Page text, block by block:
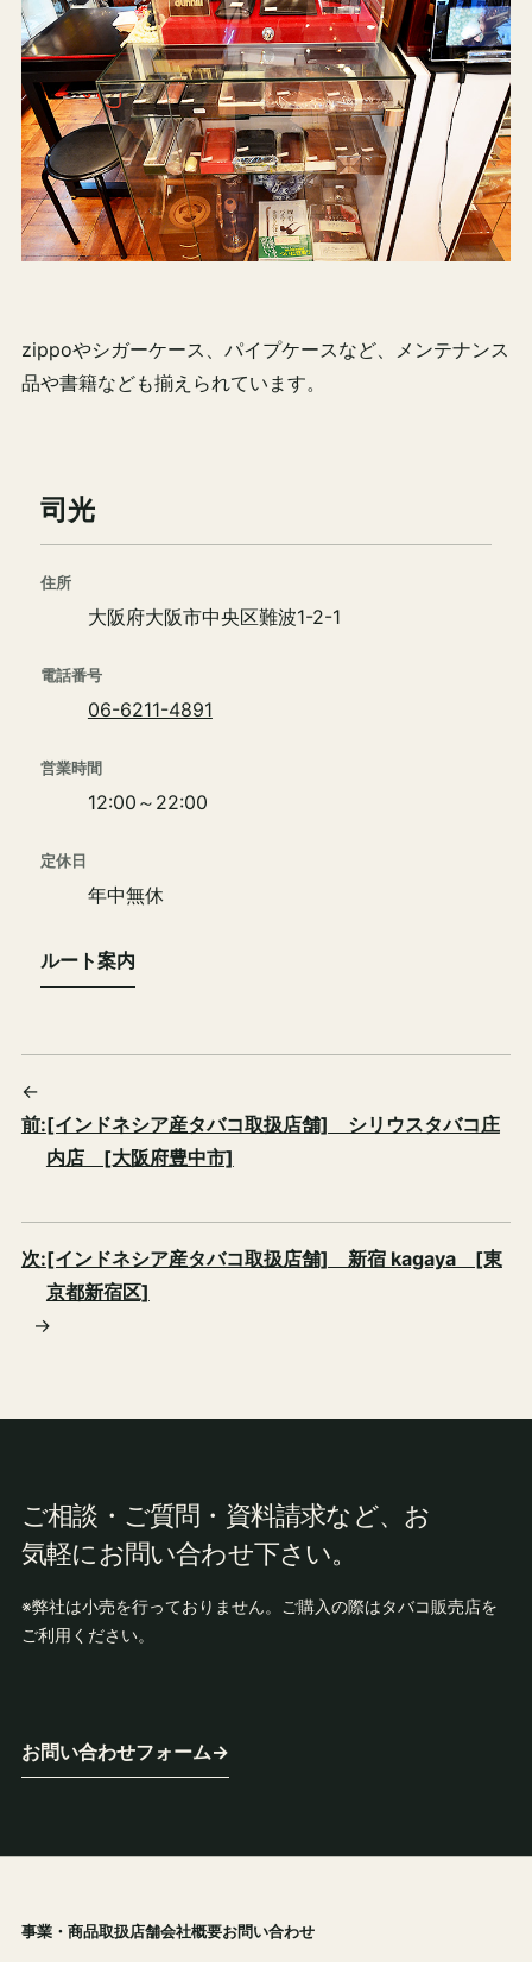
zippoやシガーケース、パイプケースなど、メンテナンス
品や書籍なども揃えられています。
司光
住所
大阪府大阪市中央区難波1-2-1
電話番号
06-6211-4891
営業時間
12:00～22:00
定休日
年中無休
ルート案内
←
前:[インドネシア産タバコ取扱店舗] シリウスタバコ庄
内店 [大阪府豊中市]
次:[インドネシア産タバコ取扱店舗] 新宿 kagaya [東
京都新宿区]
→
ご相談・ご質問・資料請求など、お
気軽にお問い合わせ下さい。
※弊社は小売を行っておりません。ご購入の際はタバコ販売店を
ご利用ください。
お問い合わせフォーム→
事業・商品取扱店舗会社概要お問い合わせ